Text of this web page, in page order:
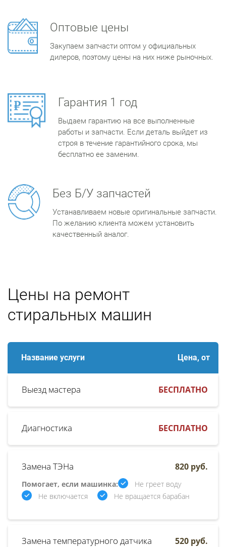
Оптовые цены
Закупаем запчасти оптом у официальных
дилеров, поэтому цены на них ниже рыночных.
Гарантия 1 год
Выдаем гарантию на все выполненные
работы и запчасти. Если деталь выйдет из
строя в течение гарантийного срока, мы
бесплатно ее заменим.
Без Б/У запчастей
Устанавливаем новые оригинальные запчасти.
По желанию клиента можем установить
качественный аналог.
Цены на ремонт
стиральных машин
Название услуги Цена, от
Выезд мастера БЕСПЛАТНО
Диагностика БЕСПЛАТНО
Замена ТЭНа
Помогает, если машинка:
Не греет воду
Не включается
Не вращается барабан
820 руб.
Замена температурного датчика 520 руб.